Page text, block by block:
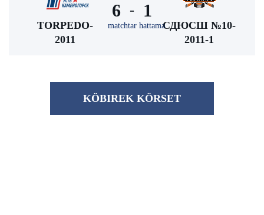
TORPEDO-
2011
6 -
matchtar hattama
1
СДЮСШ №10-
2011-1
KÖBІREK KÖRSET